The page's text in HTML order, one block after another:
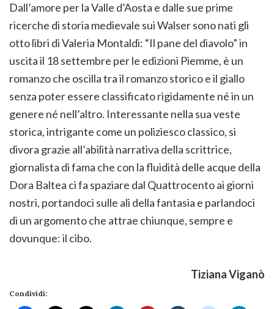
Dall’amore per la Valle d’Aosta e dalle sue prime
ricerche di storia medievale sui Walser sono nati gli
otto libri di Valeria Montaldi: “Il pane del diavolo” in
uscita il 18 settembre per le edizioni Piemme, è un
romanzo che oscilla tra il romanzo storico e il giallo
senza poter essere classificato rigidamente né in un
genere né nell’altro. Interessante nella sua veste
storica, intrigante come un poliziesco classico, si
divora grazie all’abilità narrativa della scrittrice,
giornalista di fama che con la fluidità delle acque della
Dora Baltea ci fa spaziare dal Quattrocento ai giorni
nostri, portandoci sulle ali della fantasia e parlandoci
di un argomento che attrae chiunque, sempre e
dovunque: il cibo.
Tiziana Viganò
Condividi: